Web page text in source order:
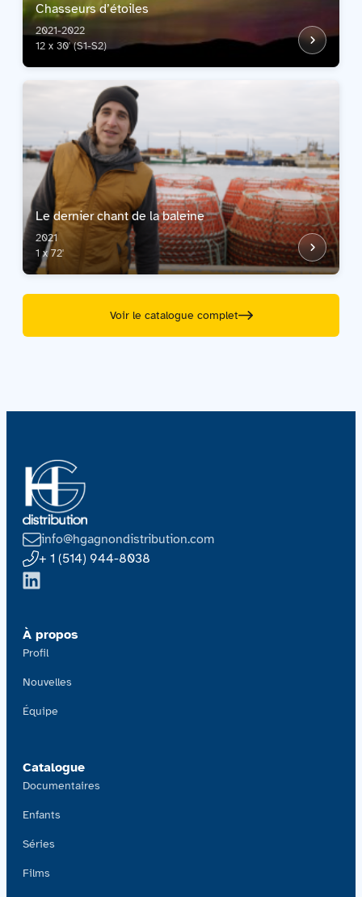
Chasseurs d’étoiles
2021-2022
12 x 30' (S1-S2)
Le dernier chant de la baleine
2021
1 x 72'
Voir le catalogue complet
info@hgagnondistribution.com
+ 1 (514) 944-8038
À propos
Profil
Nouvelles
Équipe
Catalogue
Documentaires
Enfants
Séries
Films